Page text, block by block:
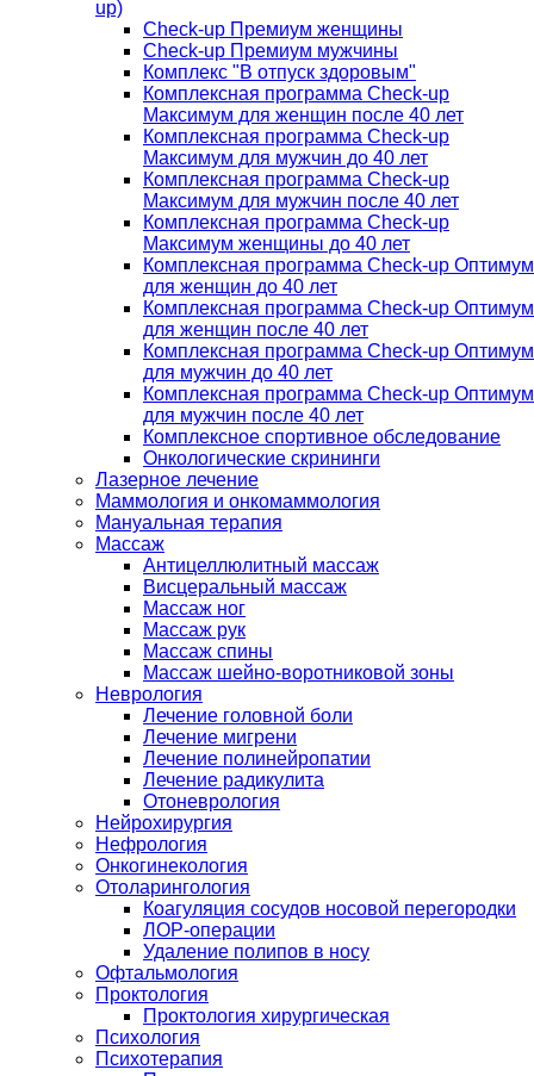
up)
Check-up Премиум женщины
Check-up Премиум мужчины
Комплекс "В отпуск здоровым"
Комплексная программа Check-up
Максимум для женщин после 40 лет
Комплексная программа Check-up
Максимум для мужчин до 40 лет
Комплексная программа Check-up
Максимум для мужчин после 40 лет
Комплексная программа Check-up
Максимум женщины до 40 лет
Комплексная программа Check-up Оптимум
для женщин до 40 лет
Комплексная программа Check-up Оптимум
для женщин после 40 лет
Комплексная программа Check-up Оптимум
для мужчин до 40 лет
Комплексная программа Check-up Оптимум
для мужчин после 40 лет
Комплексное спортивное обследование
Онкологические скрининги
Лазерное лечение
Маммология и онкомаммология
Мануальная терапия
Массаж
Антицеллюлитный массаж
Висцеральный массаж
Массаж ног
Массаж рук
Массаж спины
Массаж шейно-воротниковой зоны
Неврология
Лечение головной боли
Лечение мигрени
Лечение полинейропатии
Лечение радикулита
Отоневрология
Нейрохирургия
Нефрология
Онкогинекология
Отоларингология
Коагуляция сосудов носовой перегородки
ЛОР-операции
Удаление полипов в носу
Офтальмология
Проктология
Проктология хирургическая
Психология
Психотерапия